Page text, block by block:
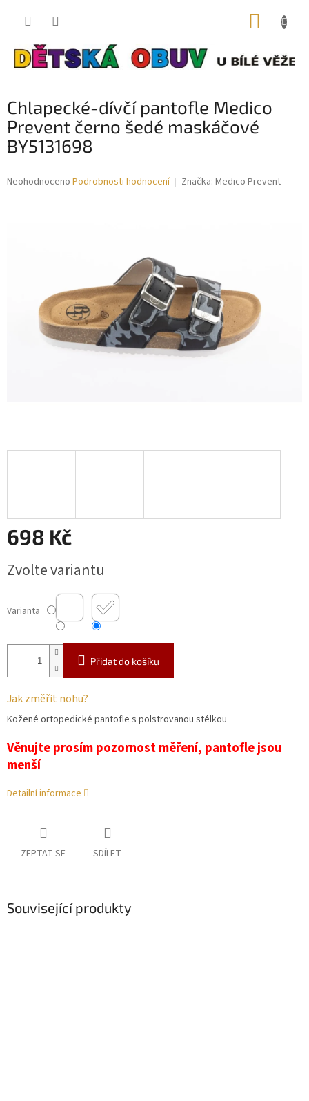
Chlapecké-dívčí pantofle Medico
Prevent černo šedé maskáčové
BY5131698
Průměrné
Neohodnoceno Podrobnosti hodnocení Značka: Medico Prevent
698 Kč
cena:
Zvolte variantu
Varianta
Přidat do košíku
Jak změřit nohu?
Kožené ortopedické pantofle s polstrovanou stélkou
Věnujte prosím pozornost měření, pantofle jsou
menší
Detailní informace
ZEPTAT SE SDÍLET
Související produkty